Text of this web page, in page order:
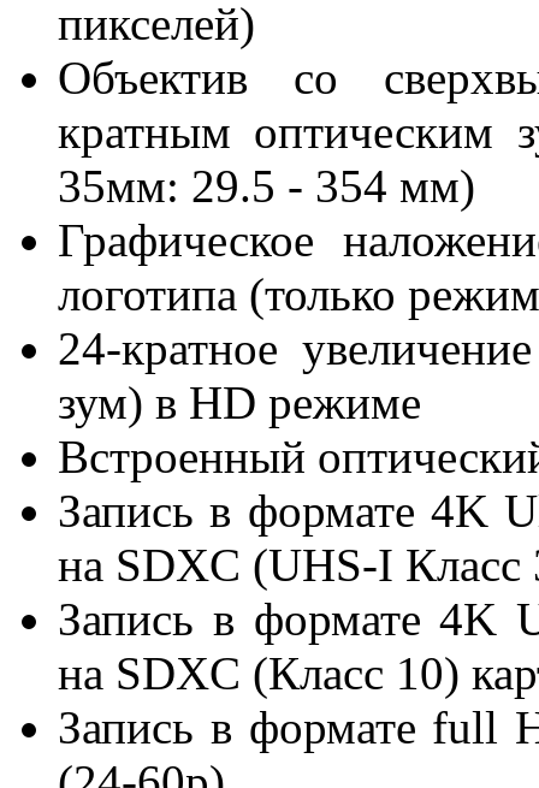
пикселей)
Объектив со
кратным оптическим
35мм: 29.5 - 354 мм)
Графическое
логотипа (только
24-кратное
зум) в HD режиме
Встроенный
Запись в формате 4K
на SDXC (UHS-I Класс
Запись в формате 4K
на SDXC (Класс 10)
Запись в формате full